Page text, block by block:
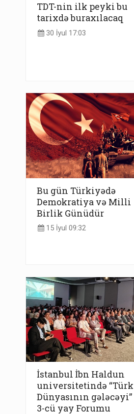
TDT-nin ilk peyki bu
tarixdə buraxılacaq
30 İyul 17:03
Bu gün Türkiyədə
Demokratiya və Milli
Birlik Günüdür
15 İyul 09:32
İstanbul İbn Haldun
universitetində “Türk
Dünyasının gələcəyi”
3-cü yay Forumu